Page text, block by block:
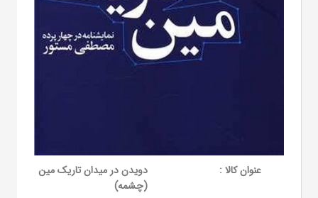
عنوان کالا :
دویدن در میدان تاریک مین
(چشمه)